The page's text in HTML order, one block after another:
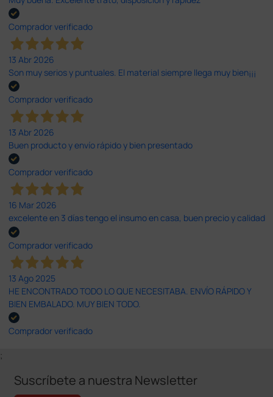
Comprador verificado
13 Abr 2026
Son muy serios y puntuales. El material siempre llega muy bien¡¡¡
Comprador verificado
13 Abr 2026
Buen producto y envío rápido y bien presentado
Comprador verificado
16 Mar 2026
excelente en 3 días tengo el insumo en casa, buen precio y calidad
Comprador verificado
13 Ago 2025
HE ENCONTRADO TODO LO QUE NECESITABA. ENVÍO RÁPIDO Y
BIEN EMBALADO. MUY BIEN TODO.
Comprador verificado
;
Suscríbete a nuestra Newsletter